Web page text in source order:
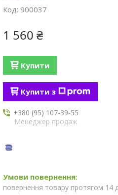
Код: 900037
1 560 ₴
Купити
Купити з
+380 (95) 107-39-55
Менеджер продаж
повернення товару протягом 14